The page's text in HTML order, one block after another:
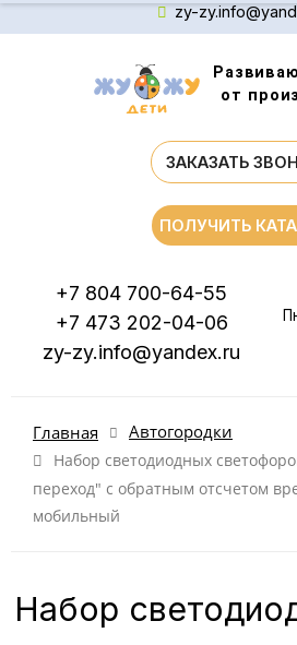
zy-
от
ЗАКАЗАТЬ
+7 804 700-64-55
+7 473 202-04-06
zy-zy.info@yandex.ru
ПОЛУЧИТЬ
Главная Автогородки
Набор светодиодных
переход" с обратным отсчетом
мобильный
Набор